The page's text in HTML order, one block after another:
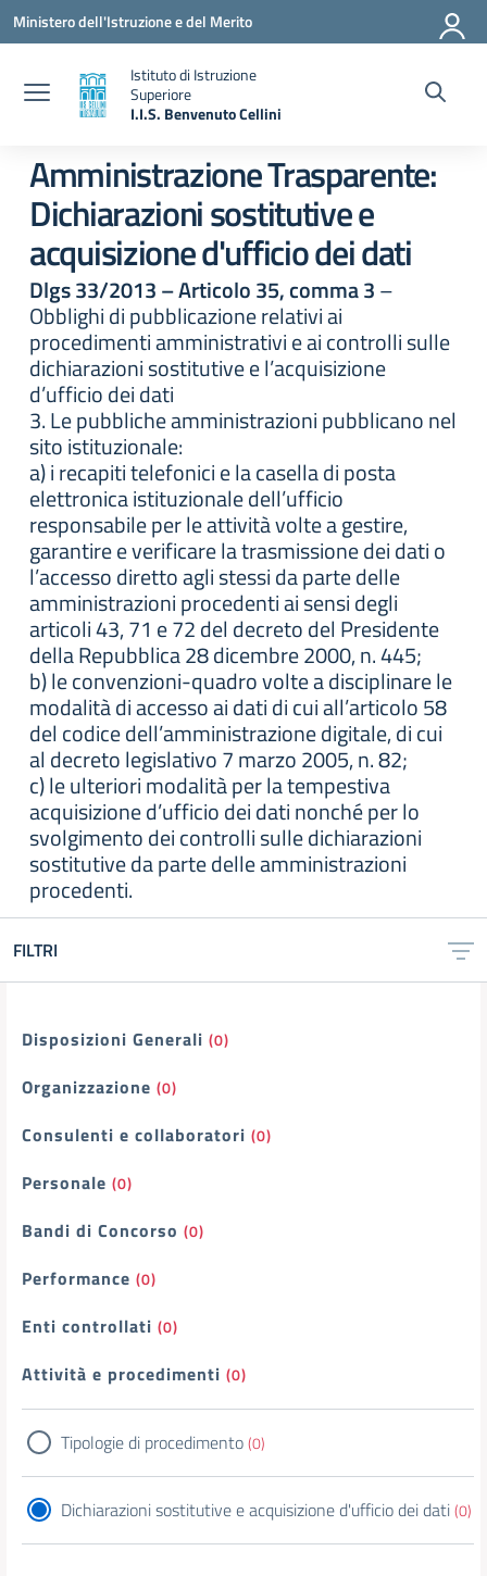
Vai ai contenuti
Vai al menu di navigazione
Vai al footer
Ministero dell'Istruzione e del Merito
Istituto di Istruzione
Superiore
I.I.S. Benvenuto Cellini
Amministrazione Trasparente:
Dichiarazioni sostitutive e
acquisizione d'ufficio dei dati
Dlgs 33/2013 – Articolo 35, comma 3–
Obblighi di pubblicazione relativi ai
procedimenti amministrativi e ai controlli sulle
dichiarazioni sostitutive e l’acquisizione
d’ufficio dei dati
3. Le pubbliche amministrazioni pubblicano nel
sito istituzionale:
a) i recapiti telefonici e la casella di posta
elettronica istituzionale dell’ufficio
responsabile per le attività volte a gestire,
garantire e verificare la trasmissione dei dati o
l’accesso diretto agli stessi da parte delle
amministrazioni procedenti ai sensi degli
articoli 43, 71 e 72 del decreto del Presidente
della Repubblica 28 dicembre 2000, n. 445;
b) le convenzioni-quadro volte a disciplinare le
modalità di accesso ai dati di cui all’articolo 58
del codice dell’amministrazione digitale, di cui
al decreto legislativo 7 marzo 2005, n. 82;
c) le ulteriori modalità per la tempestiva
acquisizione d’ufficio dei dati nonché per lo
svolgimento dei controlli sulle dichiarazioni
sostitutive da parte delle amministrazioni
procedenti.
FILTRI
Filtri
Disposizioni Generali (0)
Organizzazione (0)
Consulenti e collaboratori (0)
Personale (0)
Bandi di Concorso (0)
Performance (0)
Enti controllati (0)
Attività e procedimenti (0)
Tipologie di procedimento(0)
Dichiarazioni sostitutive e acquisizione d'ufficio dei dati(0)